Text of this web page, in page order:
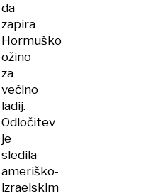
da
zapira
Hormuško
ožino
za
večino
ladij.
Odločitev
je
sledila
ameriško-
izraelskim